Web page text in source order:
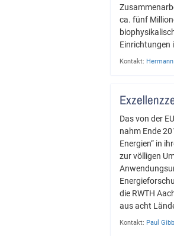
ca. fünf
Einrichtungen
Kontakt:
Das von der
nahm Ende
Energien“ in
zur völligen
die RWTH
aus acht
Kontakt: Paul